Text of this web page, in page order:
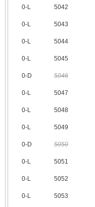
0‑L 5042
0‑L 5043
0‑L 5044
0‑L 5045
0‑D 5046
0‑L 5047
0‑L 5048
0‑L 5049
0‑D 5050
0‑L 5051
0‑L 5052
0‑L 5053